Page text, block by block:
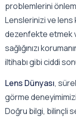
problemlerini
Lenslerinizi ve lens
dezenfekte etmek
sağlığınızı
iltihabı gibi ciddi
Lens Dünyası,
görme
Doğru bilgi, bilinçli